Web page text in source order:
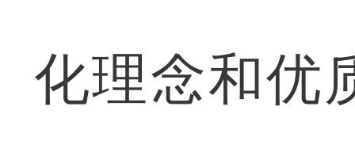
化理念和优